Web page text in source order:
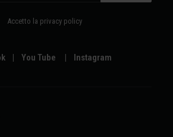
Accetto la privacy policy
| You Tube | Instagram